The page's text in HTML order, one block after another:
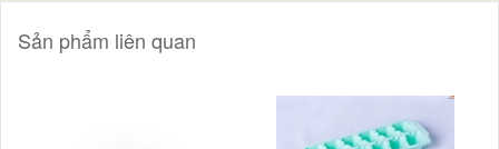
Sản phẩm liên quan